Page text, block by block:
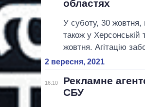
областях
У суботу, 30 жовтня,
також у
жовтня. Агітацію
2 вересня, 2021
16:10
Рекламне
СБУ